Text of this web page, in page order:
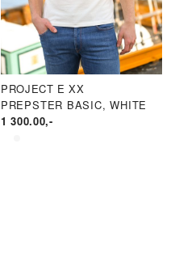
PROJECT E XX
PREPSTER BASIC, WHITE
1 300.00,-